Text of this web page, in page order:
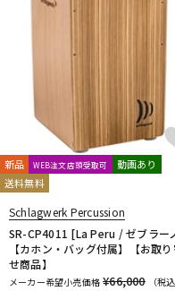
新品 WEB注文店頭受取可
動画あり
送料無料
Schlagwerk Percussion
SR-CP4011 [La Peru / ゼブラー
【カホン・バッグ付属】【お取
せ商品】
メーカー希望小売価格 ¥66,000
（税込